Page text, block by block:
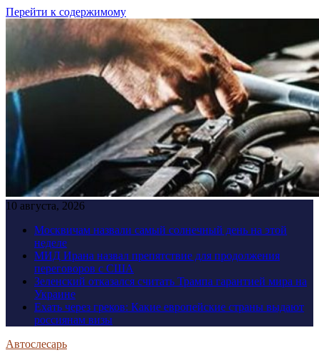
Перейти к содержимому
10 августа, 2026
Москвичам назвали самый солнечный день на этой
неделе
МИД Ирана назвал препятствие для продолжения
переговоров с США
Зеленский отказался считать Трампа гарантией мира на
Украине
Ехать через греков: Какие европейские страны выдают
россиянам визы
Автослесарь